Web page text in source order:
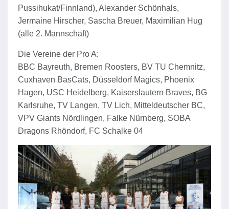
Pussihukat/Finnland), Alexander Schönhals,
Jermaine Hirscher, Sascha Breuer, Maximilian Hug
(alle 2. Mannschaft)
Die Vereine der Pro A:
BBC Bayreuth, Bremen Roosters, BV TU Chemnitz,
Cuxhaven BasCats, Düsseldorf Magics, Phoenix
Hagen, USC Heidelberg, Kaiserslautern Braves, BG
Karlsruhe, TV Langen, TV Lich, Mitteldeutscher BC,
VPV Giants Nördlingen, Falke Nürnberg, SOBA
Dragons Rhöndorf, FC Schalke 04